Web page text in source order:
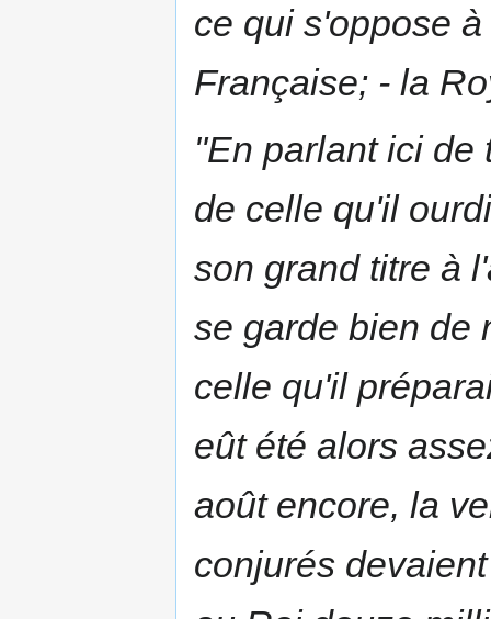
ce qui s'oppose
Française; - la
"En parlant ici
de celle qu'il
son grand titre à
se garde bien de
celle qu'il
eût été alors
août encore, la
conjurés